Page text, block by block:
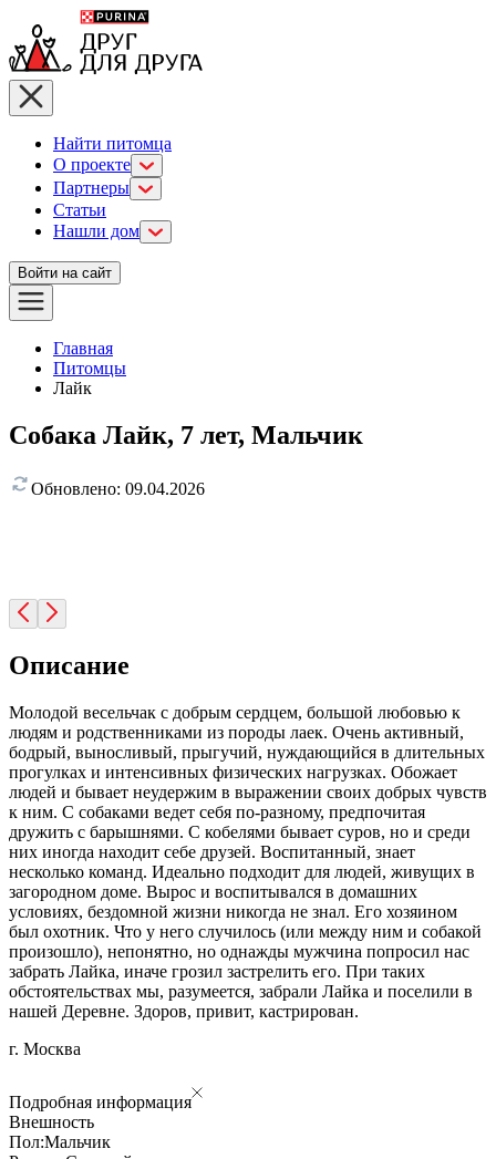
Найти питомца
О проекте
Партнеры
Статьи
Нашли дом
Войти на сайт
Главная
Питомцы
Лайк
Собака Лайк, 7 лет, Мальчик
Обновлено: 09.04.2026
Описание
Молодой весельчак с добрым сердцем, большой любовью к
людям и родственниками из породы лаек. Очень активный,
бодрый, выносливый, прыгучий, нуждающийся в длительных
прогулках и интенсивных физических нагрузках. Обожает
людей и бывает неудержим в выражении своих добрых чувств
к ним. С собаками ведет себя по-разному, предпочитая
дружить с барышнями. С кобелями бывает суров, но и среди
них иногда находит себе друзей. Воспитанный, знает
несколько команд. Идеально подходит для людей, живущих в
загородном доме. Вырос и воспитывался в домашних
условиях, бездомной жизни никогда не знал. Его хозяином
был охотник. Что у него случилось (или между ним и собакой
произошло), непонятно, но однажды мужчина попросил нас
забрать Лайка, иначе грозил застрелить его. При таких
обстоятельствах мы, разумеется, забрали Лайка и поселили в
нашей Деревне. Здоров, привит, кастрирован.
г. Москва
Подробная информация
Внешность
Пол:Мальчик